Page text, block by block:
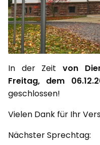
In der Zeitvon
Freitag, dem
geschlossen!
Vielen Dank für Ihr
Nächster Sprechtag: